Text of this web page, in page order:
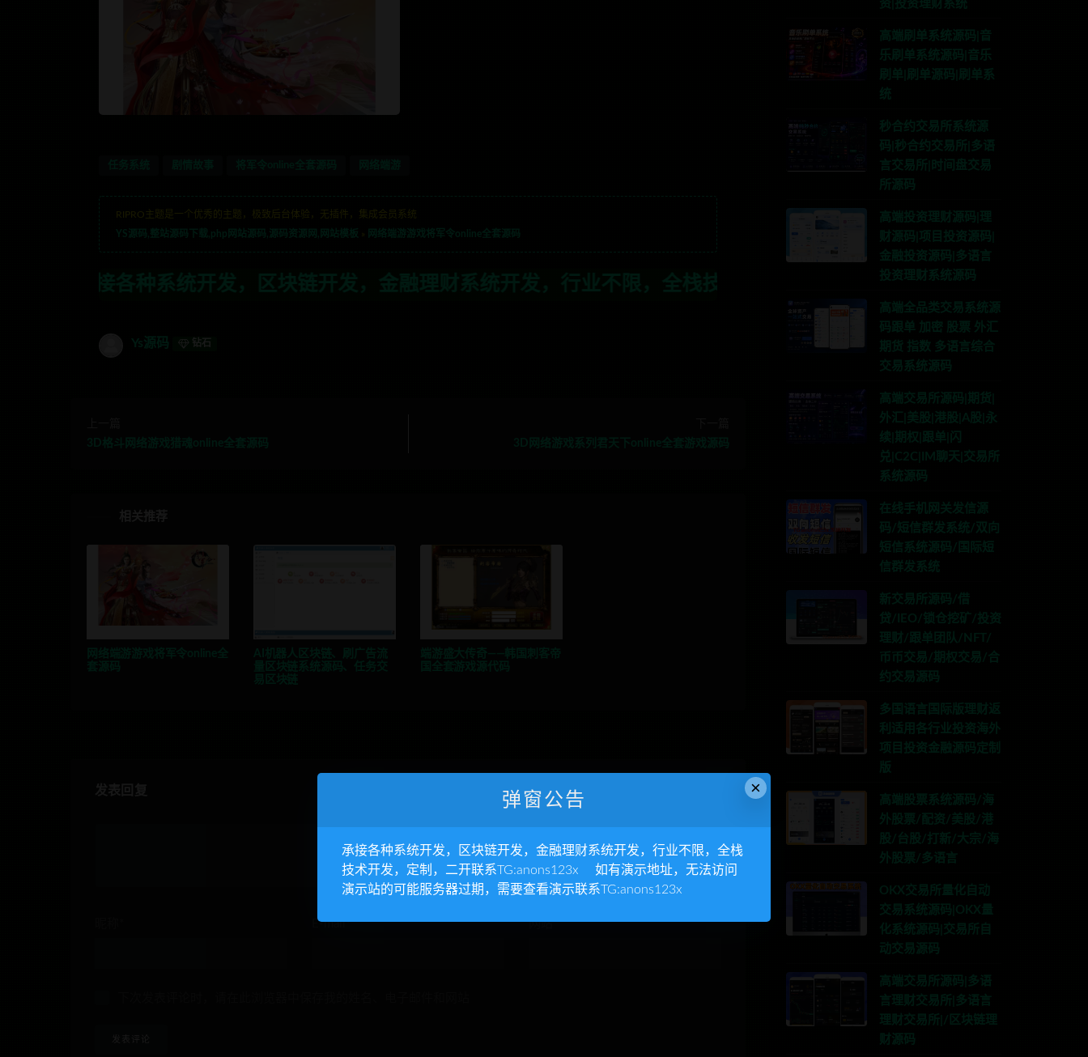
RIPRO主题是一个优秀的主题，极致后台体验，无插件，集成会员系统
YS源码,整站源码下载,php网站源码,源码资源网,网站模板
网络端游游戏将军令online全套源码
系统开发，区块链开发，金融理财系统开发，行业不限，全栈技术开发，定制，二开联系TG:anons123x
Ys源码 钻石
E-mail* 网站
资|投资理财系统
高端刷单系统源码|音
乐刷单系统源码|音乐
刷单|刷单源码|刷单系
统
秒合约交易所系统源
码|秒合约交易所|多语
言交易所|时间盘交易
所源码
高端投资理财源码|理
财源码|项目投资源码|
金融投资源码|多语言
投资理财系统源码
高端全品类交易系统源
码跟单 加密 股票 外汇
期货 指数 多语言综合
交易系统源码
高端交易所源码|期货|
外汇|美股|港股|A股|永
续|期权|跟单|闪
兑|C2C|IM聊天|交易所
系统源码
在线手机网关发信源
码/短信群发系统/双向
短信系统源码/国际短
信群发系统
新交易所源码/借
贷/IEO/锁仓挖矿/投资
理财/跟单团队/NFT/
币币交易/期权交易/合
约交易源码
多国语言国际版理财返
利适用各行业投资海外
项目投资金融源码定制
版
高端股票系统源码/海
外股票/配资/美股/港
股/台股/打新/大宗/海
外股票/多语言
OKX交易所量化自动
交易系统源码|OKX量
化系统源码|交易所自
动交易源码
高端交易所源码|多语
言理财交易所|多语言
理财交易所|/区块链理
财源码
×
弹窗公告
承接各种系统开发，区块链开发，金融理财系统开发，行业不限，全栈
技术开发，定制，二开联系TG:anons123x 如有演示地址，无法访问
演示站的可能服务器过期，需要查看演示联系TG:anons123x